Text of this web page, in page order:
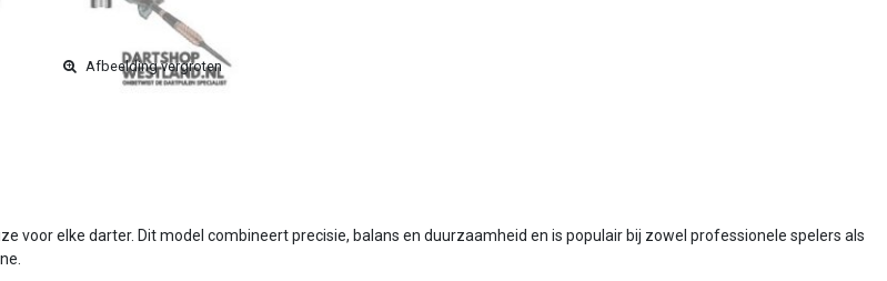
Afbeelding vergroten
voor elke darter. Dit model combineert precisie, balans en duurzaamheid en is populair bij zowel professionele spelers als